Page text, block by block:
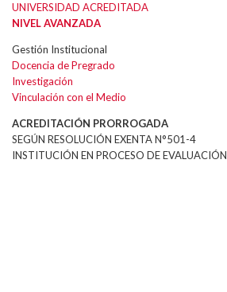
UNIVERSIDAD ACREDITADA
NIVEL AVANZADA
Gestión Institucional
Docencia de Pregrado
Investigación
Vinculación con el Medio
ACREDITACIÓN PRORROGADA
SEGÚN RESOLUCIÓN EXENTA N°501-4
INSTITUCIÓN EN PROCESO DE EVALUACIÓN